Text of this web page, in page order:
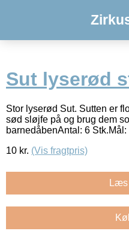
Sut lyserød
Stor lyserød Sut. Sutten er
sød sløjfe på og brug dem
barnedåbenAntal: 6 Stk.Mål:
10 kr. (Vis fragtpris)
Læs